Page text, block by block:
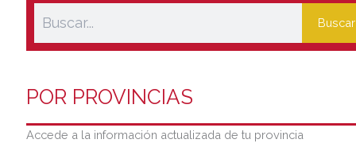
Buscar
POR PROVINCIAS
Accede a la información actualizada de tu provincia